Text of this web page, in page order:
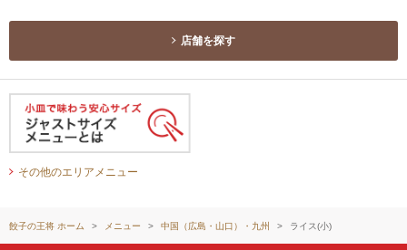
店舗を探す
その他のエリアメニュー
餃子の王将 ホーム メニュー 中国（広島・山口）・九州 ライス(小)